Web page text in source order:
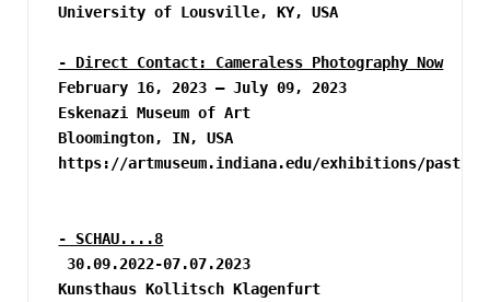
University of Lousville, KY, USA
- Direct Contact: Cameraless Photography Now
February 16, 2023 – July 09, 2023
Eskenazi Museum of Art
Bloomington, IN, USA
https://artmuseum.indiana.edu/exhibitions/past/
- SCHAU....8
30.09.2022-07.07.2023
Kunsthaus Kollitsch Klagenfurt